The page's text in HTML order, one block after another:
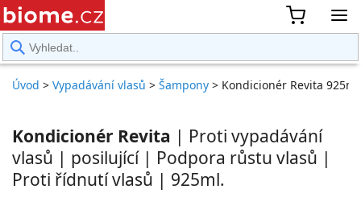
Úvod > Vypadávání vlasů > Šampony > Kondicionér Revita
Kondicionér Revita | Proti vypadávání
vlasů | posilující | Podpora růstu vlasů |
Proti řídnutí vlasů | 925ml.